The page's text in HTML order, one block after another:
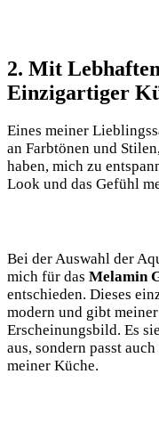
2. Mit
Einzigartiger
Eines ⁣meiner
an Farbtönen und
haben, mich zu
Look und das ‍Gefühl
Bei der Auswahl der
mich für das Melamin
entschieden. Dieses
modern und‌ gibt
Erscheinungsbild.⁤ Es
aus, sondern passt
meiner ​Küche.